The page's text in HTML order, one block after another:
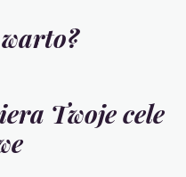
Twoje cele